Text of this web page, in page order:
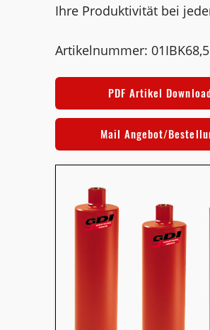
Ihre Produktivität bei
Artikelnummer:
PDF Artikel
Mail Angebot/